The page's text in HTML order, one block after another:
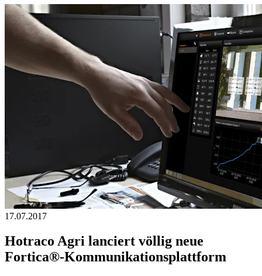
17.07.2017
Hotraco Agri lanciert völlig neue
Fortica®-Kommunikationsplattform